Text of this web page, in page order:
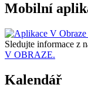
Mobilní
Sledujte informace z
V OBRAZE.
Kalendář